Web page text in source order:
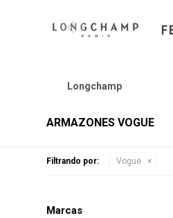
Longchamp
ARMAZONES VOGUE
Filtrando por: Vogue
Marcas